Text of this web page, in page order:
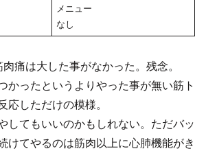
メニュー
なし
痛は大した事がなかった。残念。
かったというよりやった事が無い筋ト
応しただけの模様。
してもいいのかもしれない。ただバッ
けてやるのは筋肉以上に心肺機能がき